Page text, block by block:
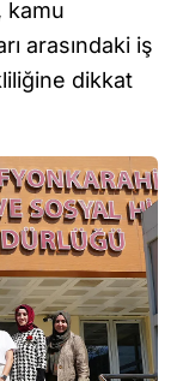
kamu
arasındaki iş
dikkat